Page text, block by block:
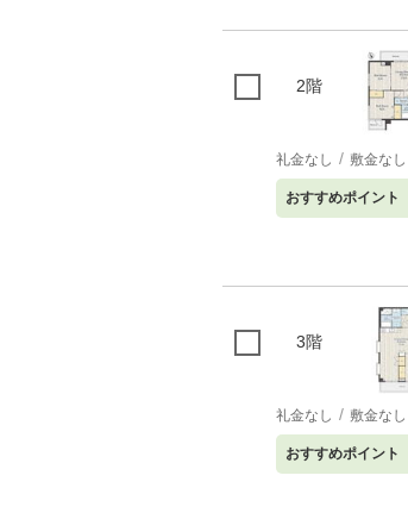
2階
礼金なし 敷金なし
おすすめポイント
3階
礼金なし 敷金なし
おすすめポイント